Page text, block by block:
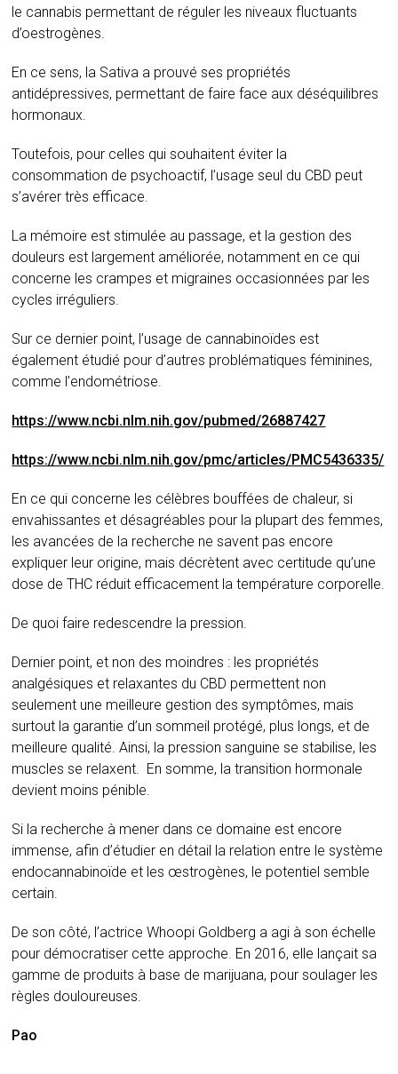
le cannabis permettant de réguler les niveaux fluctuants
d’oestrogènes.
En ce sens, la Sativa a prouvé ses propriétés
antidépressives, permettant de faire face aux déséquilibres
hormonaux.
Toutefois, pour celles qui souhaitent éviter la
consommation de psychoactif, l’usage seul du CBD peut
s’avérer très efficace.
La mémoire est stimulée au passage, et la gestion des
douleurs est largement améliorée, notamment en ce qui
concerne les crampes et migraines occasionnées par les
cycles irréguliers.
Sur ce dernier point, l’usage de cannabinoïdes est
également étudié pour d’autres problématiques féminines,
comme l’endométriose.
https://www.ncbi.nlm.nih.gov/pubmed/26887427
https://www.ncbi.nlm.nih.gov/pmc/articles/PMC5436335/
En ce qui concerne les célèbres bouffées de chaleur, si
envahissantes et désagréables pour la plupart des femmes,
les avancées de la recherche ne savent pas encore
expliquer leur origine, mais décrètent avec certitude qu’une
dose de THC réduit efficacement la température corporelle.
De quoi faire redescendre la pression.
Dernier point, et non des moindres : les propriétés
analgésiques et relaxantes du CBD permettent non
seulement une meilleure gestion des symptômes, mais
surtout la garantie d’un sommeil protégé, plus longs, et de
meilleure qualité.Ainsi, la pression sanguine se stabilise, les
muscles se relaxent. En somme, la transition hormonale
devient moins pénible.
Si la recherche à mener dans ce domaine est encore
immense, afin d’étudier en détail la relation entre le système
endocannabinoïde et les œstrogènes, le potentiel semble
certain.
De son côté, l’actrice Whoopi Goldberg a agi à son échelle
pour démocratiser cette approche. En 2016, elle lançait sa
gamme de produits à base de marijuana, pour soulager les
règles douloureuses.
Pao